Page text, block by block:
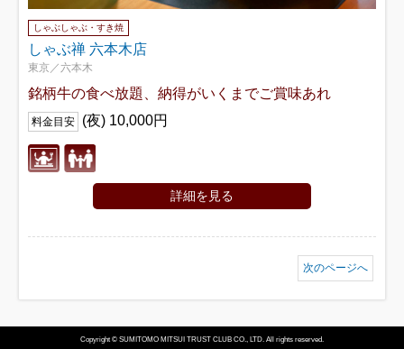
しゃぶしゃぶ・すき焼
しゃぶ禅 六本木店
東京／六本木
銘柄牛の食べ放題、納得がいくまでご賞味あれ
料金目安 (夜) 10,000円
詳細を見る
次のページへ
Copyright © SUMITOMO MITSUI TRUST CLUB CO., LTD. All rights reserved.